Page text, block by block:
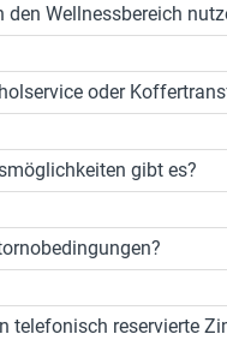
Wellnessbereich
oder
gibt es?
telefonisch reservierte